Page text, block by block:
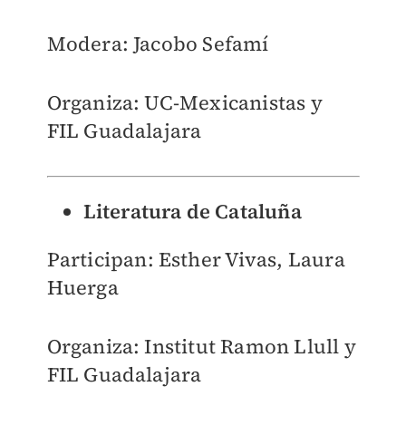
Modera: Jacobo Sefamí
Organiza: UC-Mexicanistas y
FIL Guadalajara
Literatura de Cataluña
Participan: Esther Vivas, Laura
Huerga
Organiza: Institut Ramon Llull y
FIL Guadalajara